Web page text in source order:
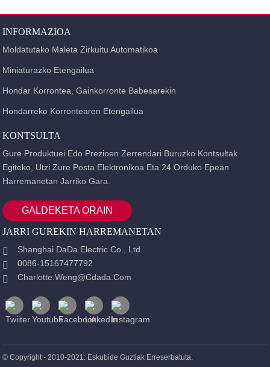
INFORMAZIOA
Moldatutako Maleta Zirkuitu Automatikoa
Miniaturazko Etengailua
Hondar Korrontea, Gainkorronte Babesarekin
Hondarreko Korrontearen Etengailua
KONTSULTA
Gure Produktuei Edo Prezioen Zerrendari Buruzko Kontsultak
Egiteko, Utzi Zure Posta Elektronikoa Eta 24 Orduko Epean
Harremanetan Jarriko Gara.
GALDEKETA ORAIN
JARRI GUREKIN HARREMANETAN
Shanghai DaDa Electric Co., Ltd.
0086-15167477792
Charlotte.weng@cdada.com
© Copyright - 2010-2021: Eskubide Guztiak Erreserbatuta.